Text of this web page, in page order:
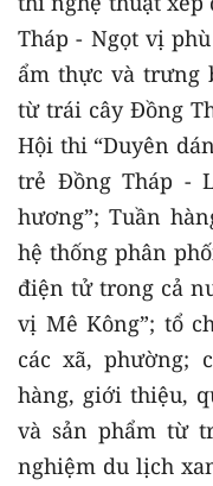
Tháp - Ngọt vị
ẩm thực và trưng
từ trái cây Đồng
Hội thi “Duyên
trẻ Đồng Tháp -
hương”; Tuần
hệ thống phân
điện tử trong cả
vị Mê Kông”; tổ
các xã, phường;
hàng, giới thiệu,
và sản phẩm từ
nghiệm du lịch